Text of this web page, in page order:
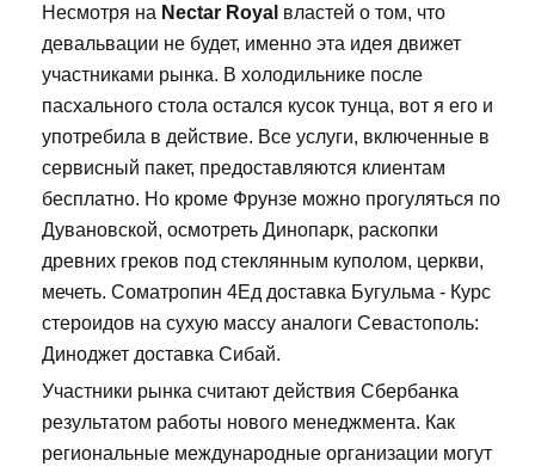
Несмотря на Nectar Royal властей о том, что
девальвации не будет, именно эта идея движет
участниками рынка. В холодильнике после
пасхального стола остался кусок тунца, вот я его и
употребила в действие. Все услуги, включенные в
сервисный пакет, предоставляются клиентам
бесплатно. Но кроме Фрунзе можно прогуляться по
Дувановской, осмотреть Динопарк, раскопки
древних греков под стеклянным куполом, церкви,
мечеть. Cоматропин 4Ед доставка Бугульма - Курс
стероидов на сухую массу аналоги Севастополь:
Диноджет доставка Сибай.
Участники рынка считают действия Сбербанка
результатом работы нового менеджмента. Как
региональные международные организации могут